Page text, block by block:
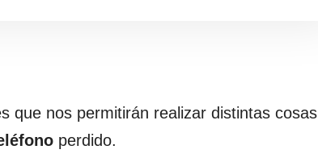
que nos permitirán realizar distintas cosas
perdido.